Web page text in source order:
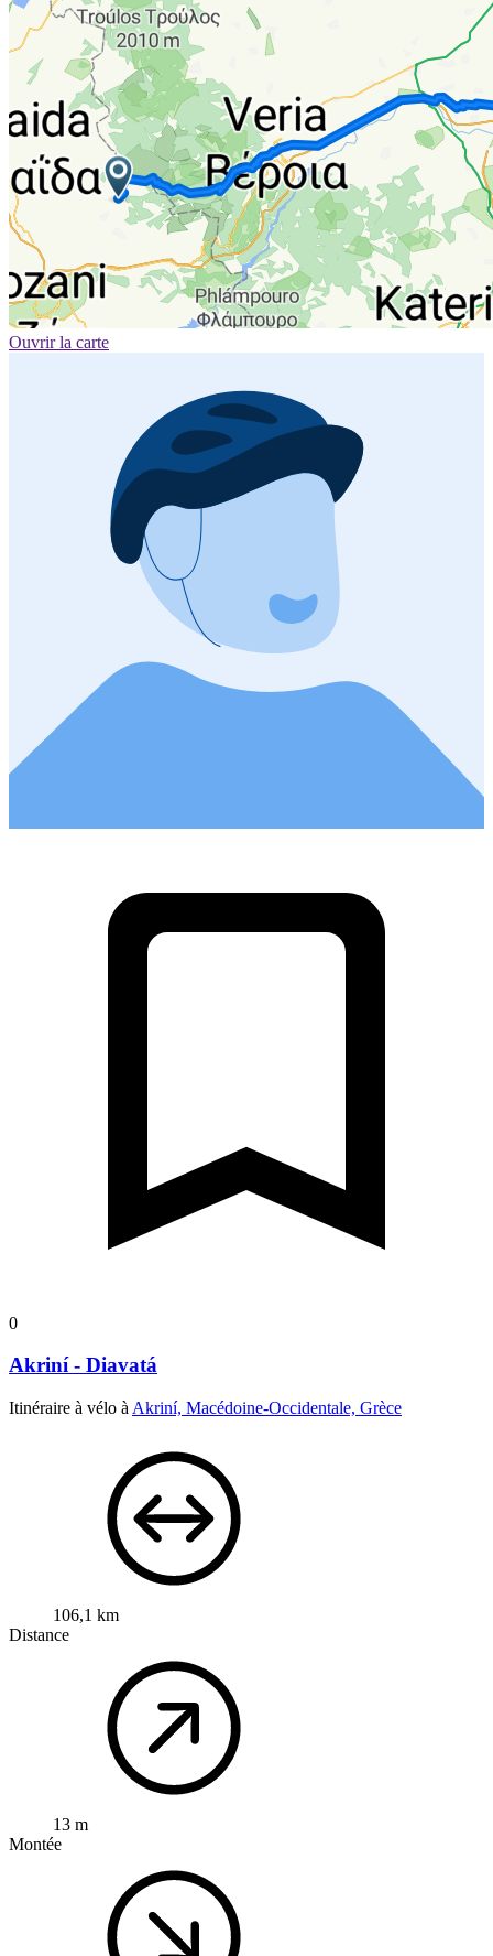
Ouvrir la carte
0
Akriní - Diavatá
Itinéraire à vélo à Akriní, Macédoine-Occidentale, Grèce
106,1 km
Distance
13 m
Montée